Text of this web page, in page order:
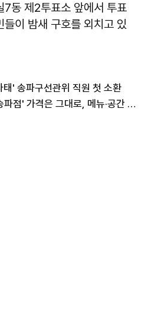
7동 제2투표소 앞에서 투표
이 밤새 구호를 외치고 있
' 송파구선관위 직원 첫 소환
애슐리퀸즈, '그랜드NC송파점' 가격은 그대로, 메뉴·공간 늘린다